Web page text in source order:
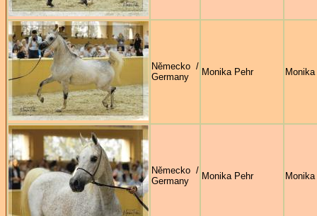
Německo /
Germany
Monika Pehr
Německo /
Germany
Monika Pehr